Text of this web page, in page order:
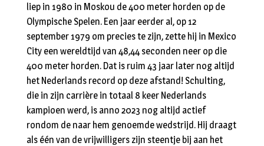
liep in 1980 in Moskou de 400 meter horden op de
Olympische Spelen. Een jaar eerder al, op 12
september 1979 om precies te zijn, zette hij in Mexico
City een wereldtijd van 48,44 seconden neer op die
400 meter horden. Dat is ruim 43 jaar later nog altijd
het Nederlands record op deze afstand! Schulting,
die in zijn carrière in totaal 8 keer Nederlands
kampioen werd, is anno 2023 nog altijd actief
rondom de naar hem genoemde wedstrijd. Hij draagt
als één van de vrijwilligers zijn steentje bij aan het